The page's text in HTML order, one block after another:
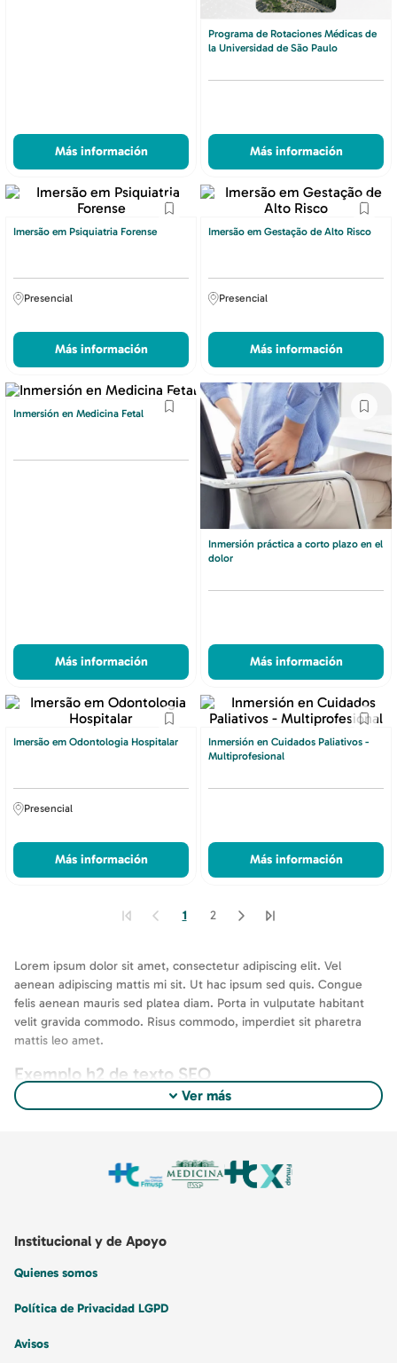
Más información
Programa de Rotaciones Médicas de
la Universidad de São Paulo
Más información
Imersão em Psiquiatria Forense
Presencial
Más información
Imersão em Gestação de Alto Risco
Presencial
Más información
Inmersión en Medicina Fetal
Más información
Inmersión práctica a corto plazo en el
dolor
Más información
Imersão em Odontologia Hospitalar
Presencial
Más información
Inmersión en Cuidados Paliativos -
Multiprofesional
Más información
1 2
Lorem ipsum dolor sit amet, consectetur adipiscing elit. Vel
aenean adipiscing mattis mi sit. Ut hac ipsum sed quis. Congue
felis aenean mauris sed platea diam. Porta in vulputate habitant
velit gravida commodo. Risus commodo, imperdiet sit pharetra
mattis leo amet.
Exemplo h2 de texto SEO
Lorem ipsum dolor sit amet, consectetur adipiscing elit. Vel
velit gravida commodo. Risus commodo, imperdiet sit pharetra
expand_more
Institucional y de Apoyo
Quienes somos
Política de Privacidad LGPD
Avisos